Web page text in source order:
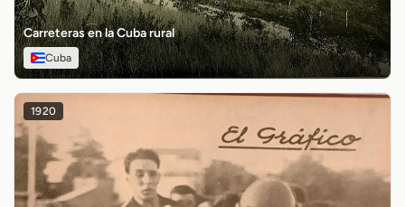
Carreteras en la Cuba rural
Cuba
1920